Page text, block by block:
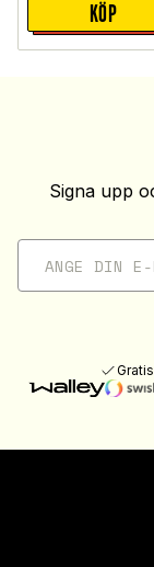
KÖP
Signa upp